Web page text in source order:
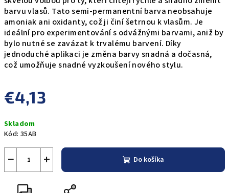
barvu vlasů. Tato semi-permanentní barva neobsahuje
amoniak ani oxidanty, což ji činí šetrnou k vlasům. Je
ideální pro experimentování s odvážnými barvami, aniž by
bylo nutné se zavázat k trvalému barvení. Díky
jednoduché aplikaci je změna barvy snadná a dočasná,
což umožňuje snadné vyzkoušení nového stylu.
€4,13
cena:
Skladom
Kód: 35AB
+
− Do košíka